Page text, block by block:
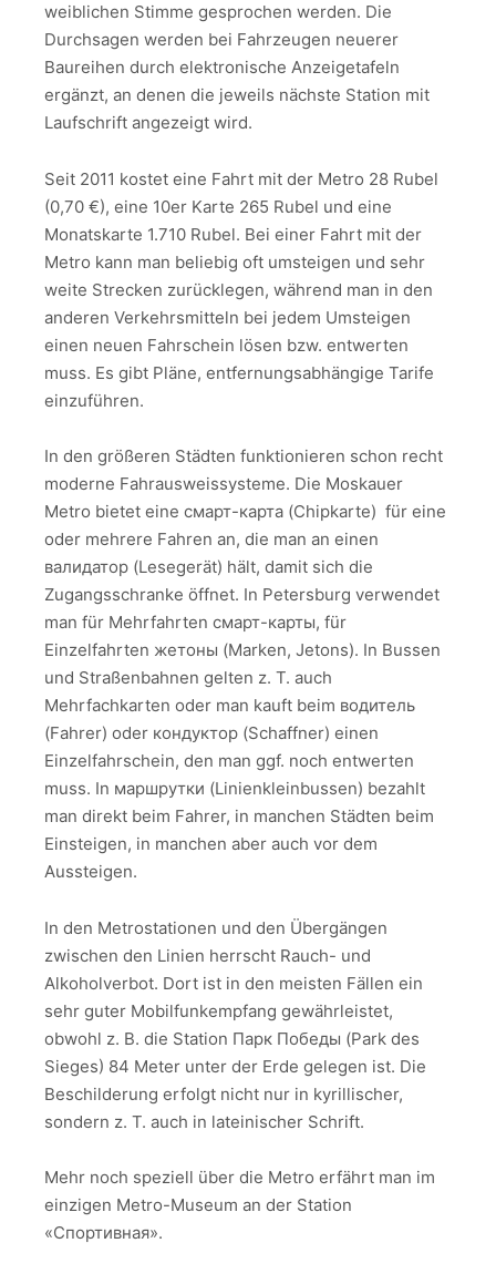
weiblichen Stimme gesprochen werden. Die
Durchsagen werden bei Fahrzeugen neuerer
Baureihen durch elektronische Anzeigetafeln
ergänzt, an denen die jeweils nächste Station mit
Laufschrift angezeigt wird.
Seit 2011 kostet eine Fahrt mit der Metro 28 Rubel
(0,70 €), eine 10er Karte 265 Rubel und eine
Monatskarte 1.710 Rubel. Bei einer Fahrt mit der
Metro kann man beliebig oft umsteigen und sehr
weite Strecken zurücklegen, während man in den
anderen Verkehrsmitteln bei jedem Umsteigen
einen neuen Fahrschein lösen bzw. entwerten
muss. Es gibt Pläne, entfernungsabhängige Tarife
einzuführen.
In den größeren Städten funktionieren schon recht
moderne Fahrausweissysteme. Die Moskauer
Metro bietet eine смарт-карта (Chipkarte) für eine
oder mehrere Fahren an, die man an einen
валидатор (Lesegerät) hält, damit sich die
Zugangsschranke öffnet. In Petersburg verwendet
man für Mehrfahrten смарт-карты, für
Einzelfahrten жетоны (Marken, Jetons). In Bussen
und Straßenbahnen gelten z. T. auch
Mehrfachkarten oder man kauft beim водитель
(Fahrer) oder кондуктор (Schaffner) einen
Einzelfahrschein, den man ggf. noch entwerten
muss. In маршрутки (Linienkleinbussen) bezahlt
man direkt beim Fahrer, in manchen Städten beim
Einsteigen, in manchen aber auch vor dem
Aussteigen.
In den Metrostationen und den Übergängen
zwischen den Linien herrscht Rauch- und
Alkoholverbot. Dort ist in den meisten Fällen ein
sehr guter Mobilfunkempfang gewährleistet,
obwohl z. B. die Station Парк Победы (Park des
Sieges) 84 Meter unter der Erde gelegen ist. Die
Beschilderung erfolgt nicht nur in kyrillischer,
sondern z. T. auch in lateinischer Schrift.
Mehr noch speziell über die Metro erfährt man im
einzigen Metro-Museum an der Station
«Спортивная».